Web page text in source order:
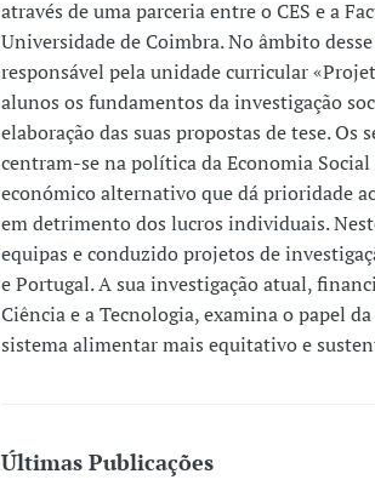
através de uma parceria entre o CES e a
Universidade de Coimbra. No âmbito
responsável pela unidade curricular
alunos os fundamentos da investigação
elaboração das suas propostas de tese. Os
centram-se na política da Economia
económico alternativo que dá prioridade
em detrimento dos lucros individuais.
equipas e conduzido projetos de
e Portugal. A sua investigação atual,
Ciência e a Tecnologia, examina o papel
sistema alimentar mais equitativo e
Últimas Publicações